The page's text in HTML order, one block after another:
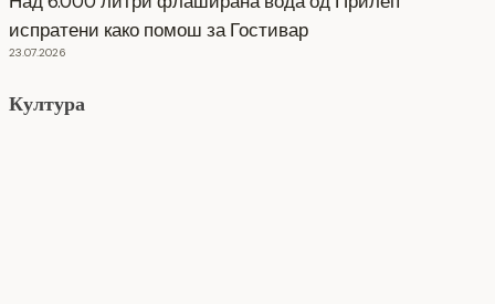
испратени како помош за Гостивар
23.07.2026
Култура